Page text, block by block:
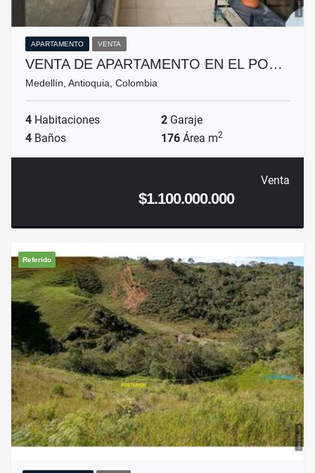
APARTAMENTO VENTA
VENTA DE APARTAMENTO EN EL PO…
Medellín, Antioquia, Colombia
4 Habitaciones 2 Garaje
4 Baños 176 Área m2
Venta
$1.100.000.000
Referido